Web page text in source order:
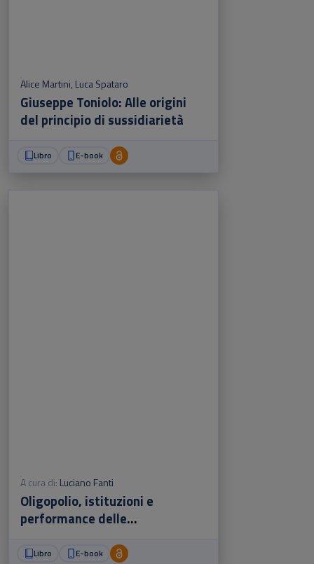
Alice Martini, Luca Spataro
Giuseppe Toniolo: Alle origini
del principio di sussidiarietà
Libro E-book
A cura di: Luciano Fanti
Oligopolio, istituzioni e
performance delle
and firms' performance
Libro E-book